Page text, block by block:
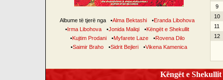
Albume të tjerë nga •Alma Bektashi •Eranda Libohova
•Irma Libohova •Jonida Maliqi •Këngët e Shekullit
•Kujtim Prodani •Myfarete Laze •Rovena Dilo
•Saimir Braho •Sidrit Bejleri •Vikena Kamenica
9
10
11
12
Këngët e